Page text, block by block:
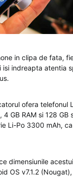
in clipa de fata,
indreapta atentia
ofera telefonul
GB RAM si 128 GB
Li-Po 3300 mAh,
dimensiunile
OS v7.1.2